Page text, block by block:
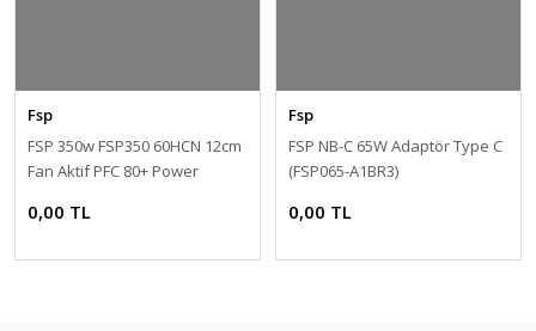
Fsp
FSP 350w FSP350 60HCN 12cm
Fan Aktif PFC 80+ Power
0,00 TL
Fsp
FSP NB-C 65W Adaptör Type C
(FSP065-A1BR3)
0,00 TL